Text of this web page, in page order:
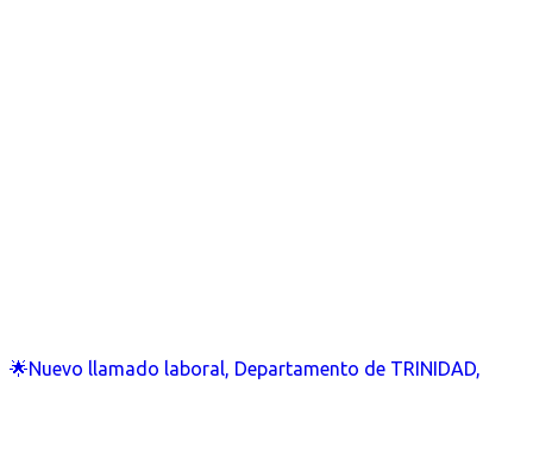
🌟Nuevo llamado laboral, Departamento de TRINIDAD,